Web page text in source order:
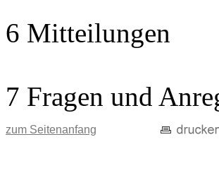
6 Mitteilungen
7 Fragen und
zum Seitenanfang